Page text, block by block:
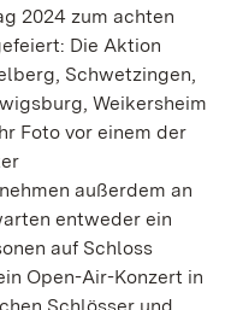
2024 zum achten
Die Aktion
Schwetzingen,
Weikersheim
Foto vor einem der
außerdem an
entweder ein
auf Schloss
Open-Air-Konzert in